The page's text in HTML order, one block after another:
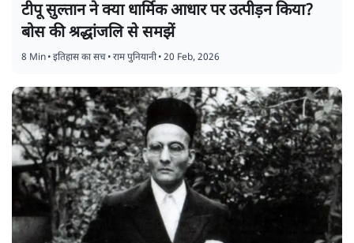
टीपू सुल्तान ने क्या धार्मिक आधार पर उत्पीड़न किया?
बोस की श्रद्धांजलि से समझें
8 Min•इतिहास का सच•राम पुनियानी•20 Feb, 2026